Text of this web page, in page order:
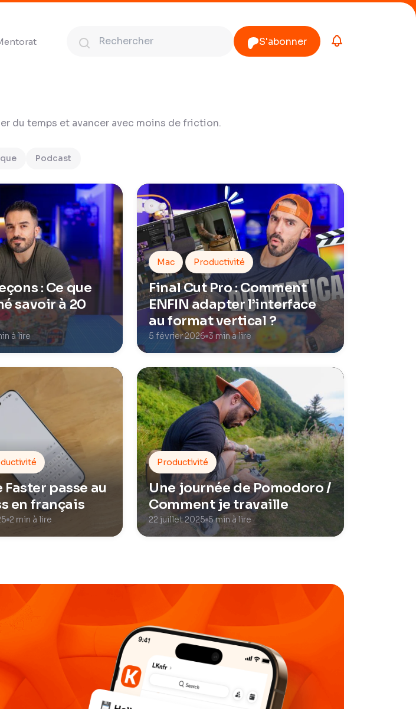
S'abonner
du temps et avancer avec moins de friction.
Podcast
: Ce que
savoir à 20
à lire
Mac Productivité
Final Cut Pro : Comment
ENFIN adapter l’interface
au format vertical ?
5 février 2026 3 min à lire
Faster passe au
en français
2 min à lire
Productivité
Une journée de Pomodoro /
Comment je travaille
22 juillet 2025 5 min à lire